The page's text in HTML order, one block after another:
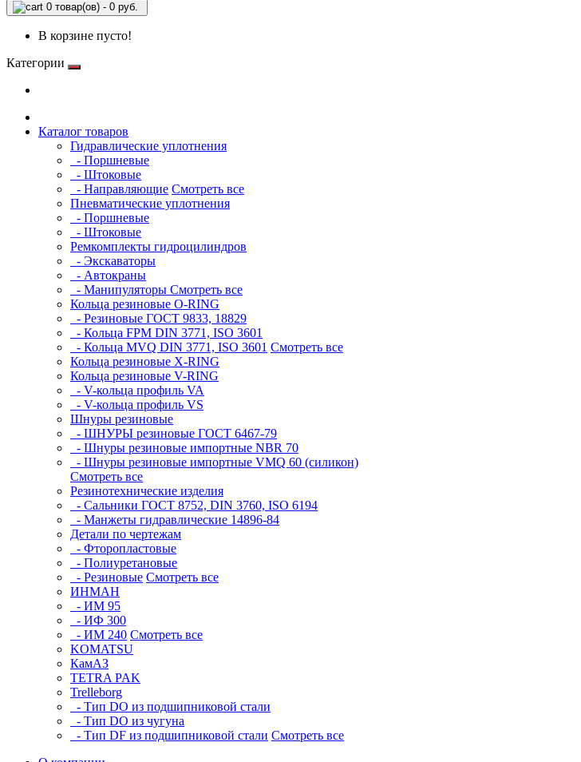
0 товар(ов) - 0 руб.
В корзине пусто!
Категории
Каталог товаров
Гидравлические уплотнения
- Поршневые
- Штоковые
- Направляющие Смотреть все
Пневматические уплотнения
- Поршневые
- Штоковые
Ремкомплекты гидроцилиндров
- Экскаваторы
- Автокраны
- Манипуляторы Смотреть все
Кольца резиновые O-RING
- Резиновые ГОСТ 9833, 18829
- Кольца FPM DIN 3771, ISO 3601
- Кольца MVQ DIN 3771, ISO 3601 Смотреть все
Кольца резиновые Х-RING
Кольца резиновые V-RING
- V-кольца профиль VA
- V-кольца профиль VS
Шнуры резиновые
- ШНУРЫ резиновые ГОСТ 6467-79
- Шнуры резиновые импортные NBR 70
- Шнуры резиновые импортные VMQ 60 (силикон)
Смотреть все
Резинотехнические изделия
- Сальники ГОСТ 8752, DIN 3760, ISO 6194
- Манжеты гидравлические 14896-84
Детали по чертежам
- Фторопластовые
- Полиуретановые
- Резиновые Смотреть все
ИНМАН
- ИМ 95
- ИФ 300
- ИМ 240 Смотреть все
KOMATSU
КамАЗ
TETRA PAK
Trelleborg
- Тип DO из подшипниковой стали
- Тип DO из чугуна
- Тип DF из подшипниковой стали Смотреть все